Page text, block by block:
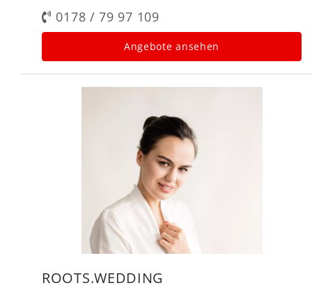
0178 / 79 97 109
Angebote ansehen
ROOTS.WEDDING